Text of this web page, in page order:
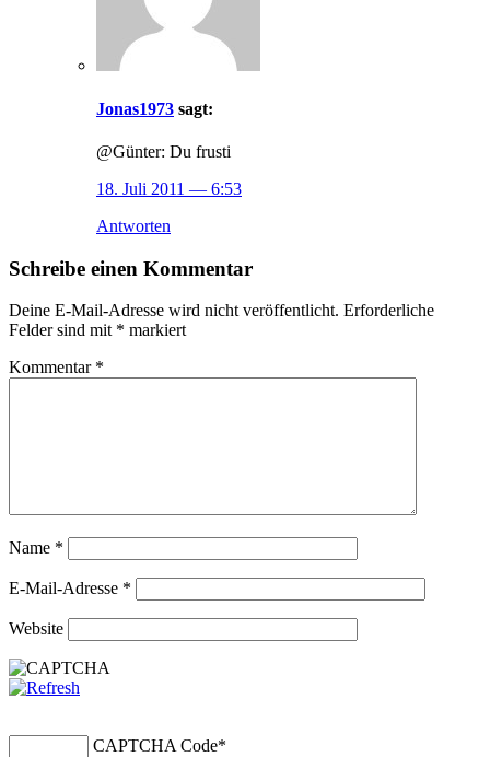
Jonas1973 sagt:
@Günter: Du frusti
18. Juli 2011 — 6:53
Antworten
Schreibe einen Kommentar
Deine E-Mail-Adresse wird nicht veröffentlicht. Erforderliche
Felder sind mit * markiert
Kommentar *
Name *
E-Mail-Adresse *
Website
CAPTCHA Code*